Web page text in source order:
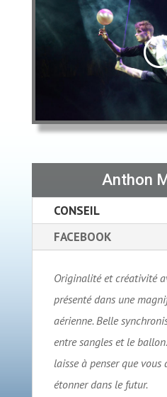
Anthon
CONSEIL
FACEBOOK
Originalité et créativité
présenté dans une
aérienne. Belle
entre sangles et le
laisse à penser que vous
étonner dans le futur.